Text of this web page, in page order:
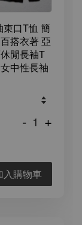
口T恤 簡
搭衣著 亞
閒長袖T
中性長袖
- +
入購物車